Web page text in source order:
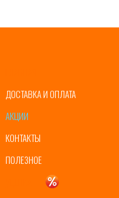
ДОСТАВКА И ОПЛАТА
АКЦИИ
КОНТАКТЫ
ПОЛЕЗНОЕ